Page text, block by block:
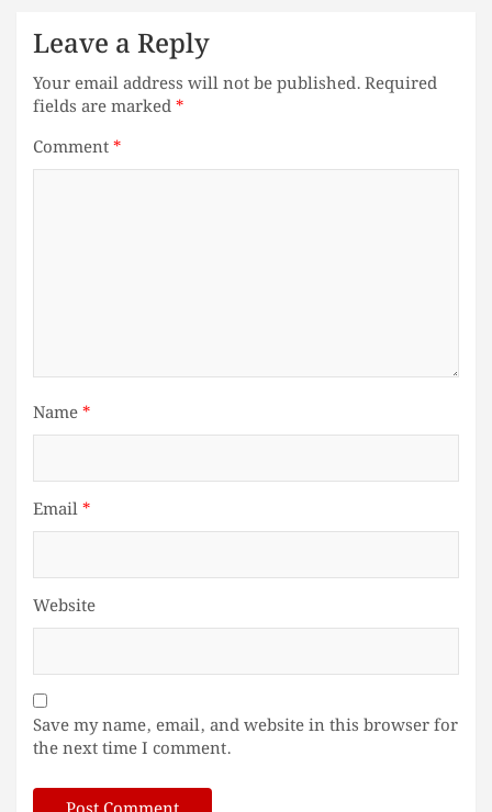
Leave a Reply
Your email address will not be published.Required
fields are marked*
Comment*
Name*
Email*
Website
Save my name, email, and website in this browser for
the next time I comment.